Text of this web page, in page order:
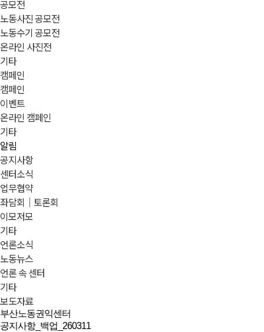
공모전
노동사진 공모전
노동수기 공모전
온라인 사진전
기타
캠페인
캠페인
이벤트
온라인 캠페인
기타
알림
공지사항
센터소식
업무협약
좌담회｜토론회
이모저모
기타
언론소식
노동뉴스
언론 속 센터
기타
보도자료
부산노동권익센터
공지사항_백업_260311